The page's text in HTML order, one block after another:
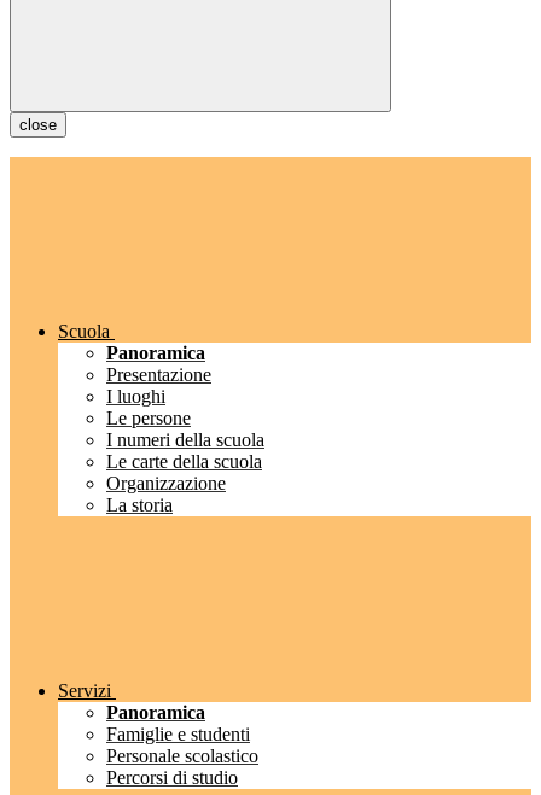
close
Scuola
Panoramica
Presentazione
I luoghi
Le persone
I numeri della scuola
Le carte della scuola
Organizzazione
La storia
Servizi
Panoramica
Famiglie e studenti
Personale scolastico
Percorsi di studio